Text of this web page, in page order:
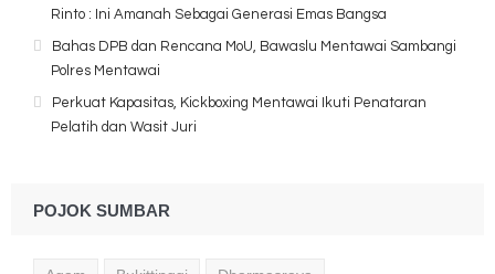
Rinto : Ini Amanah Sebagai Generasi Emas Bangsa
Bahas DPB dan Rencana MoU, Bawaslu Mentawai Sambangi
Polres Mentawai
Perkuat Kapasitas, Kickboxing Mentawai Ikuti Penataran
Pelatih dan Wasit Juri
POJOK SUMBAR